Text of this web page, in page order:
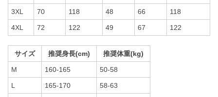
3XL 70 118 48 66 118
4XL 72 122 49 67 122
サイズ 推奨身長(cm) 推奨体重(kg)
M 160-165 50-58
L 165-170 58-63